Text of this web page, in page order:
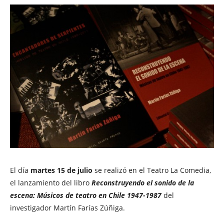
El día martes 15 de julio se realizó en el Teatro La Comedia,
el lanzamiento del libro Reconstruyendo el sonido de la
escena: Músicos de teatro en Chile 1947-1987del
investigador Martín Farías Zúñiga.